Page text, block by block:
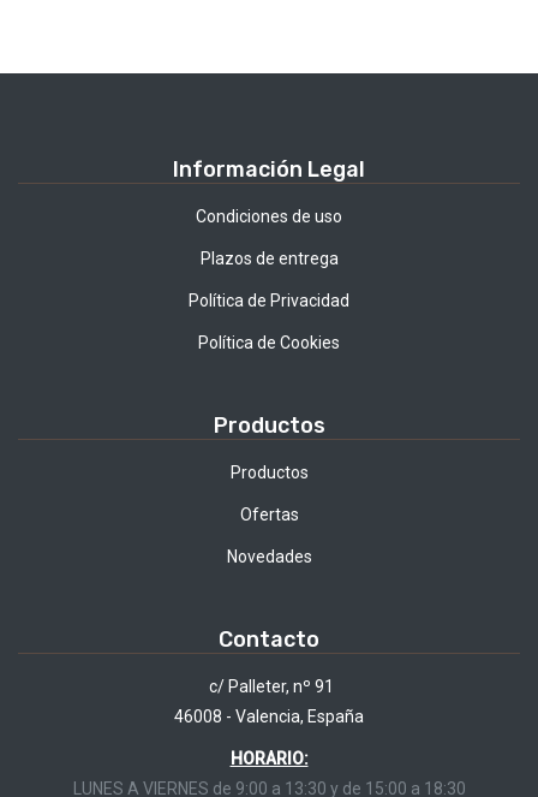
Información Legal
Condiciones de uso
Plazos de entrega
Política de Privacidad
Política de Cookies
Productos
Productos
Ofertas
Novedades
Contacto
c/ Palleter, nº 91
46008 - Valencia, España
HORARIO:
LUNES A VIERNES de 9:00 a 13:30 y de 15:00 a 18:30